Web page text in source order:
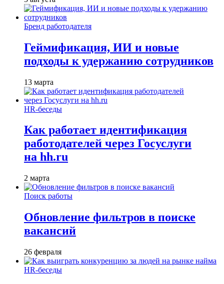
Бренд работодателя
Геймификация, ИИ и новые
подходы к удержанию сотрудников
13 марта
HR-беседы
Как работает идентификация
работодателей через Госуслуги
на hh.ru
2 марта
Поиск работы
Обновление фильтров в поиске
вакансий
26 февраля
HR-беседы